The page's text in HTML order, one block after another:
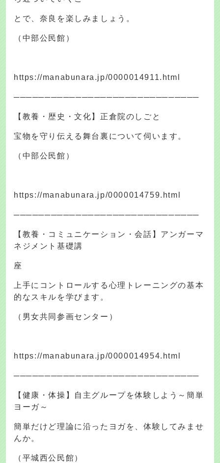
とで、奈良を楽しみましょう。
（中部公民館）
https://manabunara.jp/0000014911.html
──────────────────────────────
【教養・歴史・文化】正倉院のしごと
宝物を守り伝える舞台裏について伺います。
（中部公民館）
https://manabunara.jp/0000014759.html
──────────────────────────────
【教養・コミュニケーション・会話】アンガーマ
ネジメント基礎講
座
上手にコントロールする心理トレーニングの基本
的なスキルを学びます。
（男女共同参画センター）
https://manabunara.jp/0000014954.html
──────────────────────────────
【健康・体操】自主グループを体験しよう～簡単
ヨーガ～
簡単だけど理論に沿ったヨガを、体験してみませ
んか。
（平城西公民館）